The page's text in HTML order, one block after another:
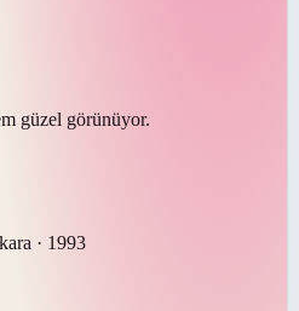
güzel görünüyor.
· 1993